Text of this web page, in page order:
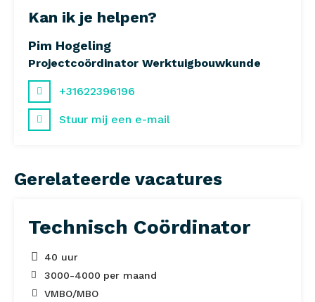
Kan ik je helpen?
Pim Hogeling
Projectcoördinator Werktuigbouwkunde
+31622396196
Stuur mij een e-mail
Gerelateerde vacatures
Technisch Coördinator
40 uur
3000-4000 per maand
VMBO/MBO